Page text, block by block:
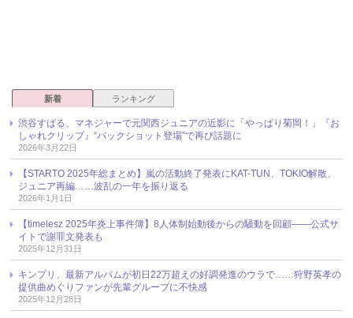
新着 ランキング
渋谷すばる、マネジャーで元関西ジュニアの近影に「やっぱり菊岡！」『お
しゃれクリップ』“バックショット登場”で再び話題に
2026年3月22日
【STARTO 2025年総まとめ】嵐の活動終了発表にKAT-TUN、TOKIO解散、
ジュニア再編……波乱の一年を振り返る
2026年1月1日
【timelesz 2025年炎上事件簿】8人体制始動後からの騒動を回顧――公式サ
イトで謝罪文発表も
2025年12月31日
キンプリ、最新アルバムが初日22万超えの好調発進のウラで……狩野英孝の
提供曲めぐりファンが先輩グループに不快感
2025年12月28日